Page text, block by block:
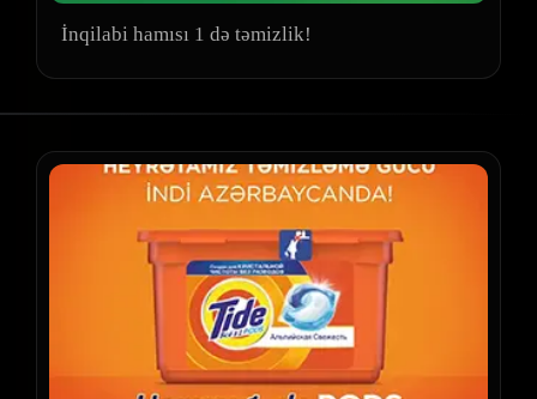
İnqilabi hamısı 1 də təmizlik!